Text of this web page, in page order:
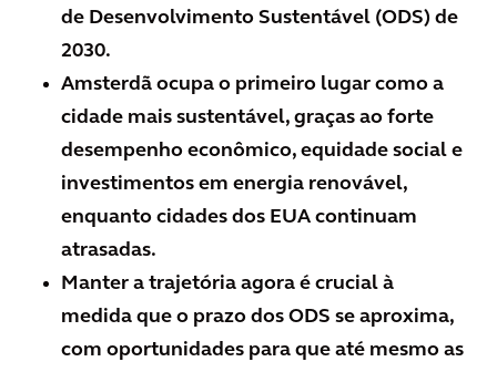
de Desenvolvimento Sustentável (ODS) de
2030.
Amsterdã ocupa o primeiro lugar como a
cidade mais sustentável, graças ao forte
desempenho econômico, equidade social e
investimentos em energia renovável,
enquanto cidades dos EUA continuam
atrasadas.
Manter a trajetória agora é crucial à
medida que o prazo dos ODS se aproxima,
com oportunidades para que até mesmo as